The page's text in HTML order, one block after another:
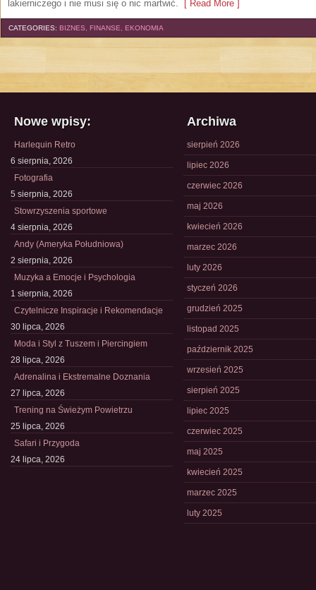
lakierniczego i nie musi się o nic martwić. [ Read More ]
CATEGORIES: BIZNES, FINANSE, EKONOMIA
Nowe wpisy:
Harlequin Retro
6 sierpnia, 2026
Fotografia
5 sierpnia, 2026
Stowrzyszenia sportowe
4 sierpnia, 2026
Andy (Ameryka Południowa)
2 sierpnia, 2026
Muzyka a Emocje i Psychologia
1 sierpnia, 2026
Czytelnicze Inspiracje i Rekomendacje
30 lipca, 2026
Moda i Styl z Tuszem i Piercingiem
28 lipca, 2026
Adrenalina i Ekstremalne Doznania
27 lipca, 2026
Trening na Świeżym Powietrzu
25 lipca, 2026
Safari i Przygoda
24 lipca, 2026
Archiwa
sierpień 2026
lipiec 2026
czerwiec 2026
maj 2026
kwiecień 2026
marzec 2026
luty 2026
styczeń 2026
grudzień 2025
listopad 2025
październik 2025
wrzesień 2025
sierpień 2025
lipiec 2025
czerwiec 2025
maj 2025
kwiecień 2025
marzec 2025
luty 2025